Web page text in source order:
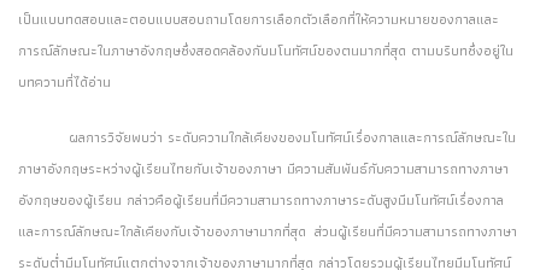
เป็นแบบทดสอบและตอบแบบสอบถามโดยการเลือกตัวเลือกที่ให้ความหมายของกาลและ
การณ์ลักษณะในภาษาอังกฤษซึ่งสอดคล้องกับมโนทัศน์ของตนมากที่สุด ตามบริบทซึ่งอยู่ใน
บทความที่ได้อ่าน
ผลการวิจัยพบว่า ระดับความใกล้เคียงของมโนทัศน์เรื่องกาลและการณ์ลักษณะใน
ภาษาอังกฤษระหว่างผู้เรียนไทยกับเจ้าของภาษา มีความสัมพันธ์กับความสามารถทางภาษา
อังกฤษของผู้เรียน กล่าวคือผู้เรียนที่มีความสามารถทางภาษาระดับสูงมีมโนทัศน์เรื่องกาล
และการณ์ลักษณะใกล้เคียงกับเจ้าของภาษามากที่สุด ส่วนผู้เรียนที่มีความสามารถทางภาษา
ระดับต่ำมีมโนทัศน์แตกต่างจากเจ้าของภาษามากที่สุด กล่าวโดยรวมผู้เรียนไทยมีมโนทัศน์